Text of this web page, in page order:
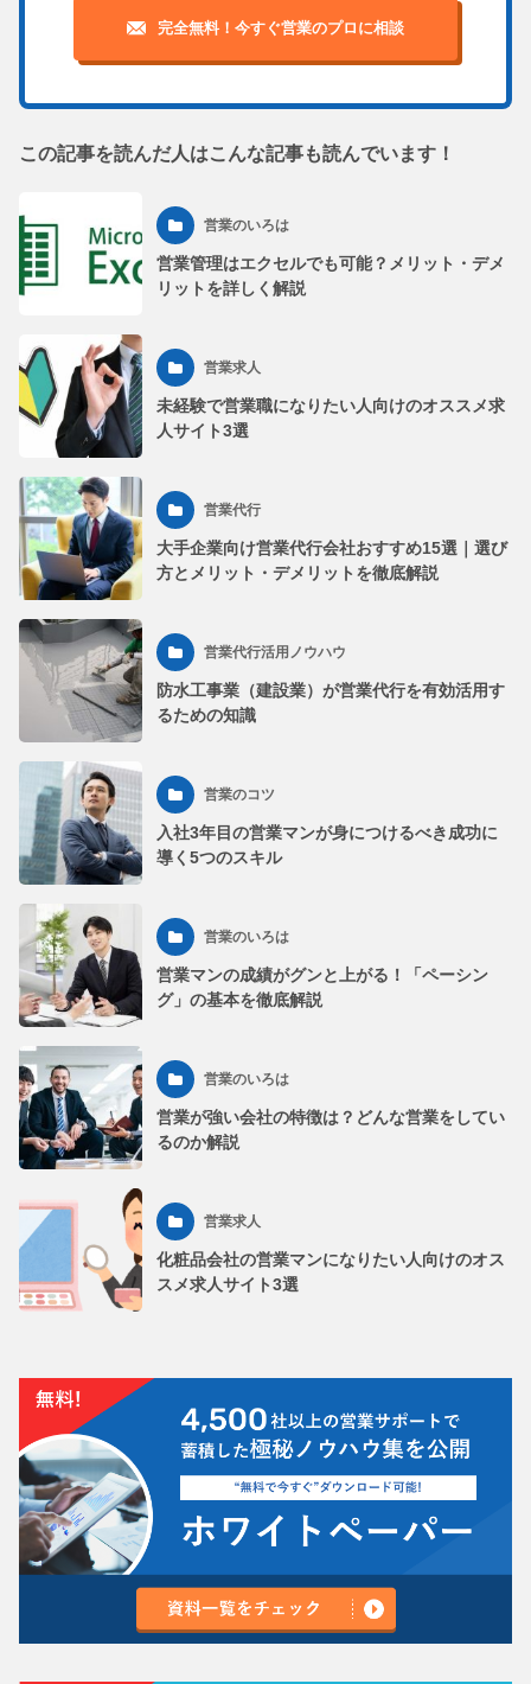
完全無料！今すぐ営業のプロに相談
この記事を読んだ人はこんな記事も読んでいます！
営業のいろは
営業管理はエクセルでも可能？メリット・デメ
リットを詳しく解説
営業求人
未経験で営業職になりたい人向けのオススメ求
人サイト3選
営業代行
大手企業向け営業代行会社おすすめ15選｜選び
方とメリット・デメリットを徹底解説
営業代行活用ノウハウ
防水工事業（建設業）が営業代行を有効活用す
るための知識
営業のコツ
入社3年目の営業マンが身につけるべき成功に
導く5つのスキル
営業のいろは
営業マンの成績がグンと上がる！「ペーシン
グ」の基本を徹底解説
営業のいろは
営業が強い会社の特徴は？どんな営業をしてい
るのか解説
営業求人
化粧品会社の営業マンになりたい人向けのオス
スメ求人サイト3選